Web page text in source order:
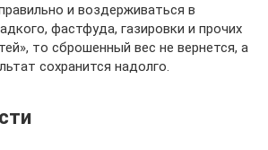
и воздерживаться в
фастфуда, газировки и прочих
то сброшенный вес не вернется, а
сохранится надолго.